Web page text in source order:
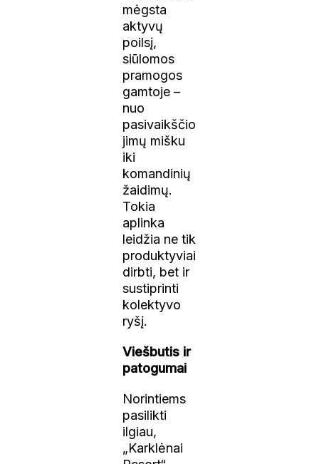
mėgsta
aktyvų
poilsį,
siūlomos
pramogos
gamtoje –
nuo
pasivaikščio
jimų mišku
iki
komandinių
žaidimų.
Tokia
aplinka
leidžia ne tik
produktyviai
dirbti, bet ir
sustiprinti
kolektyvo
ryšį.
Viešbutis ir
patogumai
Norintiems
pasilikti
ilgiau,
„Karklėnai